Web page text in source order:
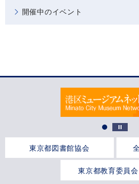
開催中のイベント
東京都図書館協会
東京都教育委員会